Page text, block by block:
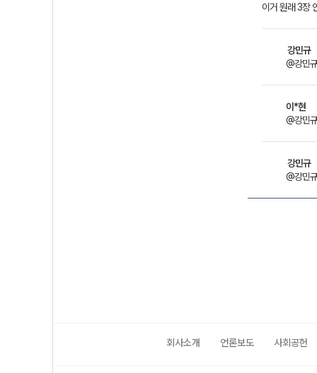
이거 원래 3장
강민규
@강민
이*현
@강민
강민규
@강민
회사소개 언론보도 사회공헌